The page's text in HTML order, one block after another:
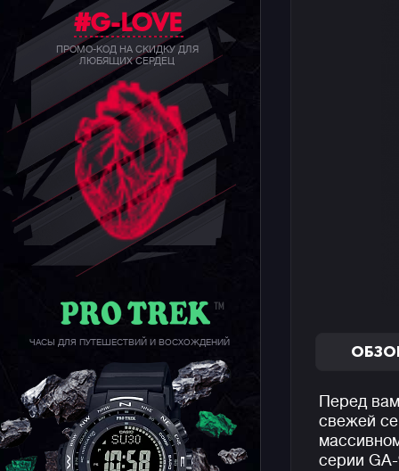
#G-LOVE
ПРОМО-КОД НА СКИДКУ ДЛЯ
ЛЮБЯЩИХ СЕРДЕЦ
ЧАСЫ ДЛЯ ПУТЕШЕСТВИЙ И ВОСХОЖДЕНИЙ
Перед
свежей
серии